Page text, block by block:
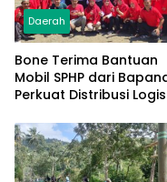
Daerah
Bone Terima Bantuan
Mobil SPHP dari
Perkuat Distribusi